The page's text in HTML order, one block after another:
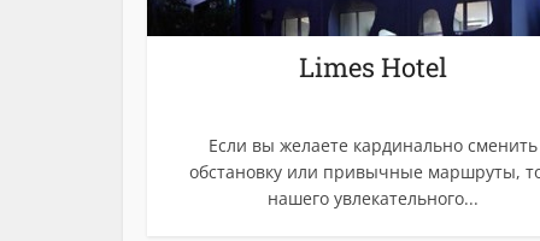
Limes Hotel
Если вы желаете кардинально сменить
обстановку или привычные маршруты,
нашего увлекательного...